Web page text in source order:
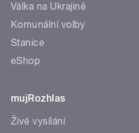
Válka na Ukrajině
Komunální volby
Stanice
eShop
mujRozhlas
Živé vysílání